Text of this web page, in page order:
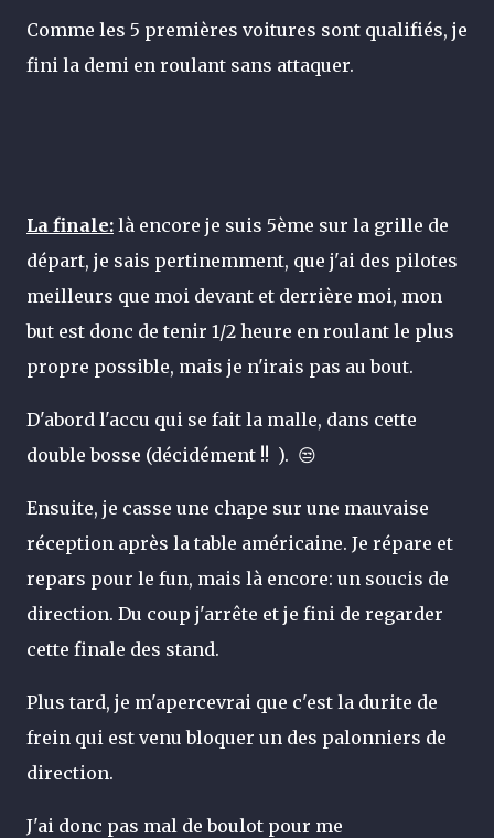
Comme les 5 premières voitures sont qualifiés, je
fini la demi en roulant sans attaquer.
La finale: là encore je suis 5ème sur la grille de
départ, je sais pertinemment, que j'ai des pilotes
meilleurs que moi devant et derrière moi, mon
but est donc de tenir 1/2 heure en roulant le plus
propre possible, mais je n'irais pas au bout.
D'abord l'accu qui se fait la malle, dans cette
double bosse (décidément !! ). 😒
Ensuite, je casse une chape sur une mauvaise
réception après la table américaine. Je répare et
repars pour le fun, mais là encore: un soucis de
direction. Du coup j'arrête et je fini de regarder
cette finale des stand.
Plus tard, je m'apercevrai que c'est la durite de
frein qui est venu bloquer un des palonniers de
direction.
J'ai donc pas mal de boulot pour me